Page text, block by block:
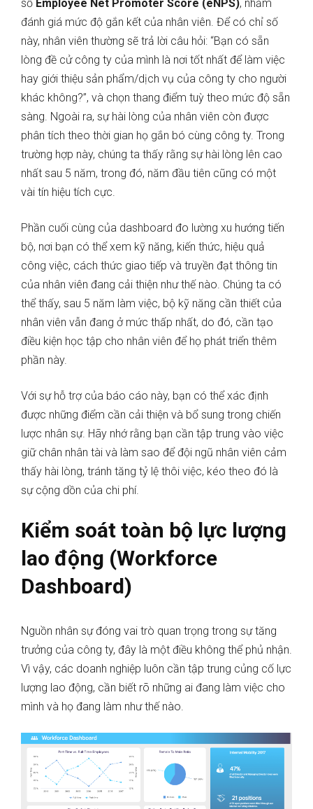
số Employee Net Promoter Score (eNPS), nhằm
đánh giá mức độ gắn kết của nhân viên. Để có chỉ số
này, nhân viên thường sẽ trả lời câu hỏi: “Bạn có sẵn
lòng đề cử công ty của mình là nơi tốt nhất để làm việc
hay giới thiệu sản phẩm/dịch vụ của công ty cho người
khác không?”, và chọn thang điểm tuỳ theo mức độ sẵn
sàng. Ngoài ra, sự hài lòng của nhân viên còn được
phân tích theo thời gian họ gắn bó cùng công ty. Trong
trường hợp này, chúng ta thấy rằng sự hài lòng lên cao
nhất sau 5 năm, trong đó, năm đầu tiên cũng có một
vài tín hiệu tích cực.
Phần cuối cùng của dashboard đo lường xu hướng tiến
bộ, nơi bạn có thể xem kỹ năng, kiến ​​thức, hiệu quả
công việc, cách thức giao tiếp và truyền đạt thông tin
của nhân viên đang cải thiện như thế nào. Chúng ta có
thể thấy, sau 5 năm làm việc, bộ kỹ năng cần thiết của
nhân viên vẫn đang ở mức thấp nhất, do đó, cần tạo
điều kiện học tập cho nhân viên để họ phát triển thêm
phần này.
Với sự hỗ trợ của báo cáo này, bạn có thể xác định
được những điểm cần cải thiện và bổ sung trong chiến
lược nhân sự. Hãy nhớ rằng bạn cần tập trung vào việc
giữ chân nhân tài và làm sao để đội ngũ nhân viên cảm
thấy hài lòng, tránh tăng tỷ lệ thôi việc, kéo theo đó là
sự cộng dồn của chi phí.
Kiểm soát toàn bộ lực lượng
lao động (Workforce
Dashboard)
Nguồn nhân sự đóng vai trò quan trọng trong sự tăng
trưởng của công ty, đây là một điều không thể phủ nhận.
Vì vậy, các doanh nghiệp luôn cần tập trung củng cố lực
lượng lao động, cần biết rõ những ai đang làm việc cho
mình và họ đang làm như thế nào.